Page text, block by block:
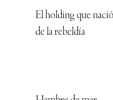
El holding que nació
de la rebeldía